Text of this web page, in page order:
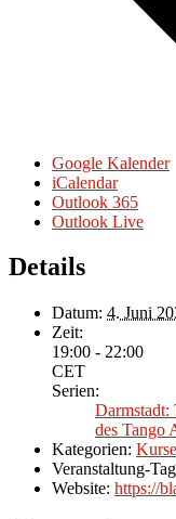
Google Kalender
iCalendar
Outlook 365
Outlook Live
Details
Datum: 4. Juni
Zeit:
19:00 - 22:00
CET
Serien:
Darmstadt:
des Tango
Kategorien: Kurse
Veranstaltung-
Website: https://